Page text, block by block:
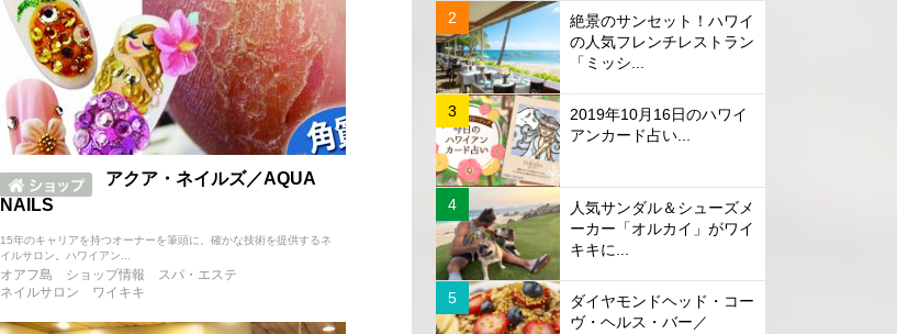
アクア・ネイルズ／AQUA
NAILS
15年のキャリアを持つオーナーを筆頭に、確かな技術を提供するネ
イルサロン。ハワイアン...
オアフ島 ショップ情報
スパ・エステ
ネイルサロン
ワイキキ
絶景のサンセット！ハワイ
の人気フレンチレストラン
「ミッシ...
2019年10月16日のハワイ
アンカード占い...
人気サンダル＆シューズメ
ーカー「オルカイ」がワイ
キキに...
ダイヤモンドヘッド・コー
ヴ・ヘルス・バー／